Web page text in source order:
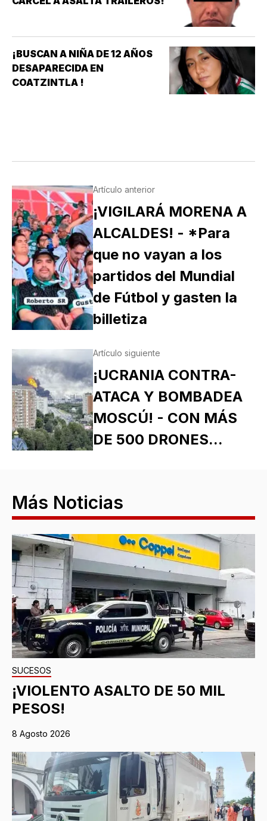
¡BUSCAN A NIÑA DE 12 AÑOS
DESAPARECIDA EN
COATZINTLA !
Artículo anterior
¡VIGILARÁ MORENA A
ALCALDES! - *Para
que no vayan a los
partidos del Mundial
de Fútbol y gasten la
billetiza
Artículo siguiente
¡UCRANIA CONTRA-
ATACA Y BOMBADEA
MOSCÚ! - CON MÁS
DE 500 DRONES...
Más Noticias
SUCESOS
¡VIOLENTO ASALTO DE 50 MIL
PESOS!
8 Agosto 2026